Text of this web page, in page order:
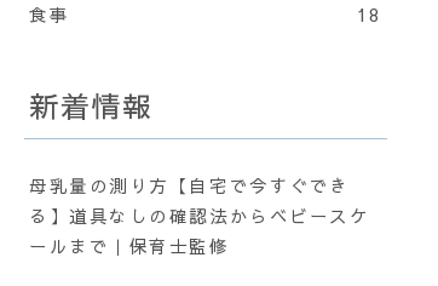
食事 18
新着情報
母乳量の測り方【自宅で今すぐでき
る】道具なしの確認法からベビースケ
ールまで｜保育士監修